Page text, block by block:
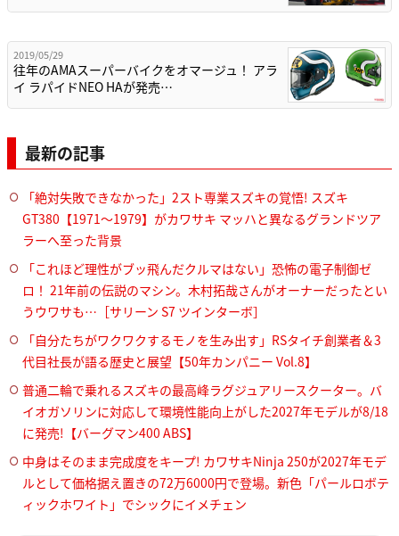
2019/05/29
往年のAMAスーパーバイクをオマージュ！ アラ
イ ラパイドNEO HAが発売…
最新の記事
「絶対失敗できなかった」2スト専業スズキの覚悟! スズキ
GT380【1971～1979】がカワサキ マッハと異なるグランドツア
ラーへ至った背景
「これほど理性がブッ飛んだクルマはない」恐怖の電子制御ゼ
ロ！ 21年前の伝説のマシン。木村拓哉さんがオーナーだったとい
うウワサも…［サリーン S7 ツインターボ］
「自分たちがワクワクするモノを生み出す」RSタイチ創業者＆3
代目社長が語る歴史と展望【50年カンパニー Vol.8】
普通二輪で乗れるスズキの最高峰ラグジュアリースクーター。バ
イオガソリンに対応して環境性能向上がした2027年モデルが8/18
に発売!【バーグマン400 ABS】
中身はそのまま完成度をキープ! カワサキNinja 250が2027年モデ
ルとして価格据え置きの72万6000円で登場。新色「パールロボテ
ィックホワイト」でシックにイメチェン